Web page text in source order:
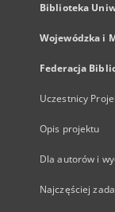
Biblioteka
Wojewódzka i
Federacja
Uczestnicy
Opis projektu
Dla autorów i
Najczęściej